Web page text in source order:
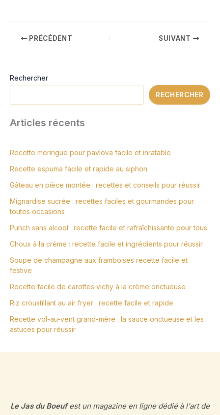
PRÉCÉDENT SUIVANT
Rechercher
RECHERCHER
Articles récents
Recette meringue pour pavlova facile et inratable
Recette espuma facile et rapide au siphon
Gâteau en pièce montée : recettes et conseils pour réussir
Mignardise sucrée : recettes faciles et gourmandes pour
toutes occasions
Punch sans alcool : recette facile et rafraîchissante pour tous
Choux à la crème : recette facile et ingrédients pour réussir
Soupe de champagne aux framboises recette facile et
festive
Recette facile de carottes vichy à la crème onctueuse
Riz croustillant au air fryer : recette facile et rapide
Recette vol-au-vent grand-mère : la sauce onctueuse et les
astuces pour réussir
Le Jas du Boeufest un magazine en ligne dédié à l'art de